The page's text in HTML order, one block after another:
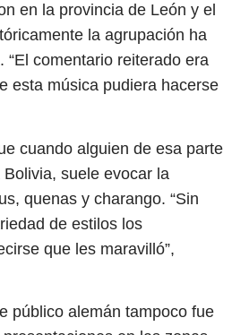
en la provincia de León y el
la agrupación ha
“El comentario reiterado era
esta música pudiera hacerse
cuando alguien de esa parte
suele evocar la
quenas y charango. “Sin
de estilos los
que les maravilló”,
público alemán tampoco fue